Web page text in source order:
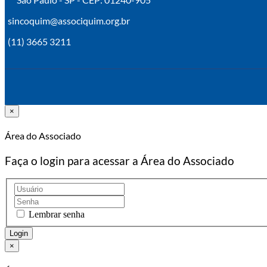
sincoquim@associquim.org.br
(11) 3665 3211
×
Área do Associado
Faça o login para acessar a Área do Associado
Lembrar senha
×